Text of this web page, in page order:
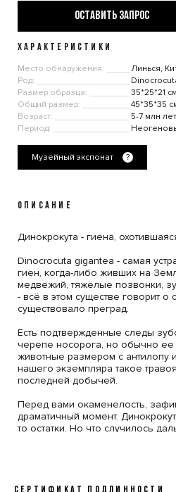
ОСТАВИТЬ ЗАПРОС
ХАРАКТЕРИСТИКИ
Место обнаружения:
Линься,
Род:
Размер образца:
35*25*21 см
Общий размер:
45*35*35
Возраст:
5-7 млн лет
Период:
Музейный экспонат ?
ОПИСАНИЕ
‎Динокрокута - гиена,
‎Dinocrocuta gigantea - самая
гиен, когда-либо живших на
медвежий, тяжёлые позвонки,
- всё в этом существе говорит о
существовало преград.
‎Есть подтвержденные следы
черепе носорога, но обычно
животные размером с антилопу
нашего экземпляра такое
последней добычей.
‎Перед вами окаменелость,
драматичный момент.
то остатки. Но что случилось